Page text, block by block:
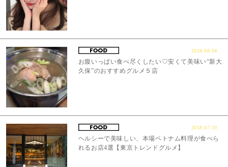
2018.08.04
お腹いっぱい食べ尽くしたい♡安くて美味い“新大
久保”のおすすめグルメ５店
2018.07.19
ヘルシーで美味しい、本場ベトナム料理が食べら
れるお店4選【東京トレンドグルメ】